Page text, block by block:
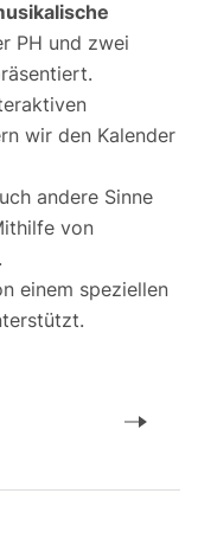
PH und zwei
wir den Kalender
andere Sinne
von
einem speziellen